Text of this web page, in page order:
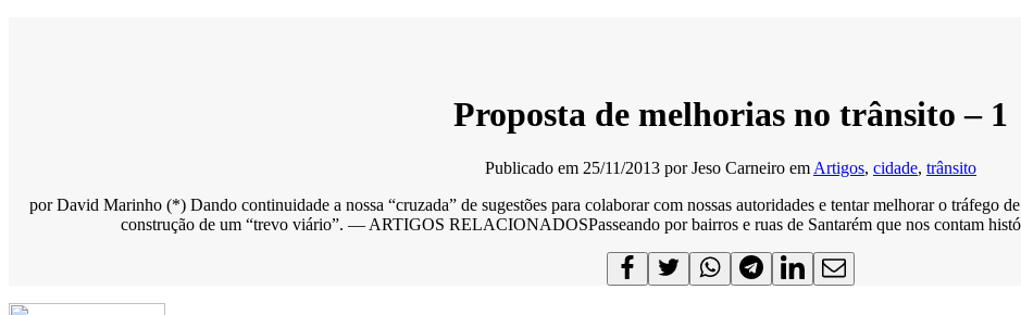
Proposta de melhorias no trânsito – 1
Publicado em 25/11/2013 porJeso Carneiro em Artigos, cidade, trânsito
por David Marinho (*) Dando continuidade a nossa “cruzada” de sugestões para colaborar com nossas autoridades e tentar melhorar o tráfego
construção de um “trevo viário”. — ARTIGOS RELACIONADOSPasseando por bairros e ruas de Santarém que nos contam